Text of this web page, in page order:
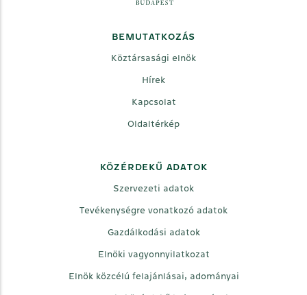
BEMUTATKOZÁS
Köztársasági elnök
Hírek
Kapcsolat
Oldaltérkép
KÖZÉRDEKŰ ADATOK
Szervezeti adatok
Tevékenységre vonatkozó adatok
Gazdálkodási adatok
Elnöki vagyonnyilatkozat
Elnök közcélú felajánlásai, adományai